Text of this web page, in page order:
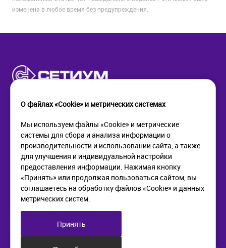
изменена в любое время без предупреждения.
КОМПАНИЯ
О компании
Новости
Контакты
ПОМОЩЬ
Как купить
Доставка
Возврат
ИНФОРМАЦИЯ
Политика в отношении
обработки персональных
web@setium.ru
Малый пр. П.С., д 84-86
О файлах «Cookie» и метрических системах
Мы используем файлы «Cookie» и метрические
системы для сбора и анализа информации о
производительности и использовании сайта, а также
для улучшения и индивидуальной настройки
предоставления информации. Нажимая кнопку
«Принять» или продолжая пользоваться сайтом, вы
соглашаетесь на обработку файлов «Cookie» и данных
метрических систем.
Принять